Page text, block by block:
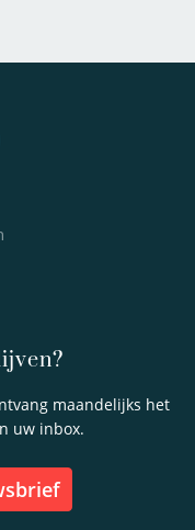
maandelijks het
uw inbox.